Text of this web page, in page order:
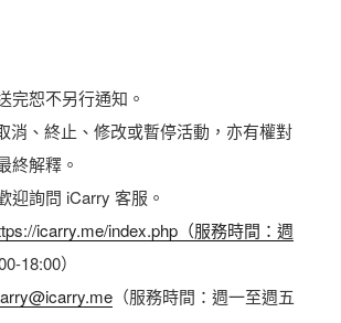
完恕不另行通知。
消、終止、修改或暫停活動，亦有權對
終解釋。
迎詢問 iCarry 客服。
icarry.me/index.php（服務時間：週
18:00）
（服務時間：週一至週五